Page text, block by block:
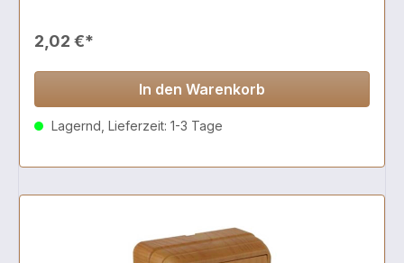
2,02 €*
In den Warenkorb
Lagernd, Lieferzeit: 1-3 Tage